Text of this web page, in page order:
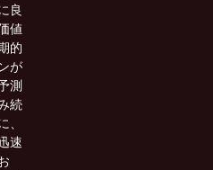
良
値
的
が
測
続
速